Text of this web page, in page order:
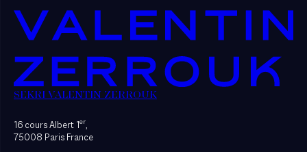
SEKRI VALENTIN ZERROUK
16 cours Albert 1er,
75008 Paris France